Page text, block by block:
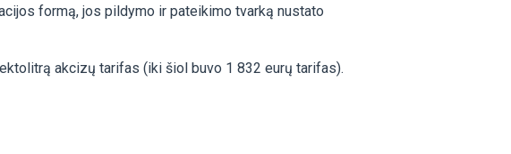
formą, jos pildymo ir pateikimo tvarką nustato
akcizų tarifas (iki šiol buvo 1 832 eurų tarifas).